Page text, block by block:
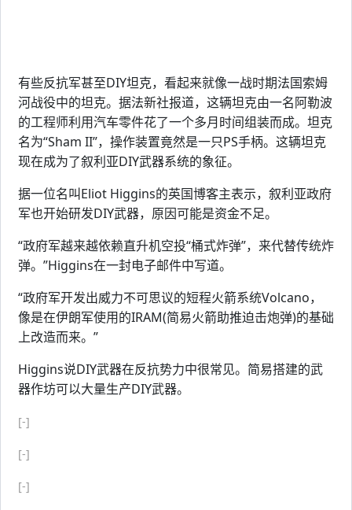
有些反抗军甚至DIY坦克，看起来就像一战时期法国索姆
河战役中的坦克。据法新社报道，这辆坦克由一名阿勒波
的工程师利用汽车零件花了一个多月时间组装而成。坦克
名为“Sham II”，操作装置竟然是一只PS手柄。这辆坦克
现在成为了叙利亚DIY武器系统的象征。
据一位名叫Eliot Higgins的英国博客主表示，叙利亚政府
军也开始研发DIY武器，原因可能是资金不足。
“政府军越来越依赖直升机空投“桶式炸弹”，来代替传统炸
弹。”Higgins在一封电子邮件中写道。
“政府军开发出威力不可思议的短程火箭系统Volcano，
像是在伊朗军使用的IRAM(简易火箭助推迫击炮弹)的基础
上改造而来。”
Higgins说DIY武器在反抗势力中很常见。简易搭建的武
器作坊可以大量生产DIY武器。
[-]
[-]
[-]